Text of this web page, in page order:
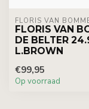
FLORIS VAN
FLORIS VAN
DE BELTER
L.BROWN
€99,95
Op voorraad